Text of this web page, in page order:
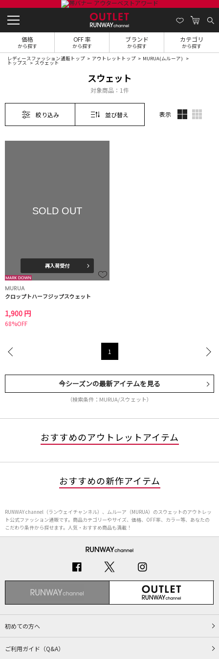
価格
から探す
OFF 率
から探す
ブランド
から探す
カテゴリ
から探す
レディースファッション通販トップ アウトレットトップ MURUA(ムルーア)
トップス スウェット
スウェット
対象商品： 1件
絞り込み 並び替え 表示
SOLD OUT
再入荷受付
MURUA
クロップトハーフジップスウェット
1,900 円
68%OFF
1
今シーズンの最新アイテムを見る
（検索条件：MURUA/スウェット）
おすすめのアウトレットアイテム
おすすめの新作アイテム
RUNWAY channel（ランウェイチャンネル）、ムルーア（MURUA）のスウェットのアウトレッ
ト公式ファッション通販です。商品カテゴリーやサイズ、価格、OFF率、カラー等、あなたの
こだわり条件から探せます。人気・おすすめ商品も満載！
初めての方へ
ご利用ガイド（Q&A）